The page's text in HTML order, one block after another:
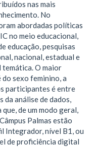
nas mais
No
abordadas políticas
no meio educacional,
educação, pesquisas
nacional, estadual e
temática. O maior
do sexo feminino, a
participantes é entre
da análise de dados,
de um modo geral,
Palmas estão
Integrador, nível B1, ou
de proficiência digital